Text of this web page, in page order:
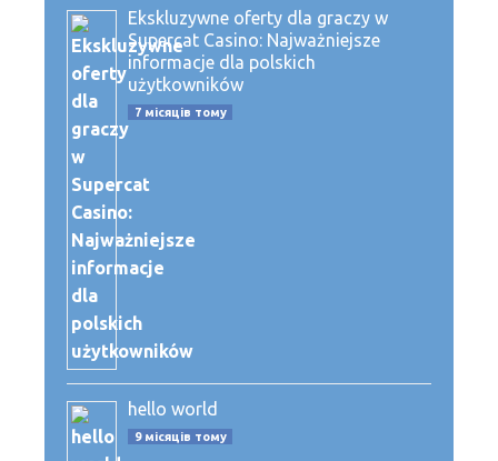
Ekskluzywne oferty dla graczy w
Supercat Casino: Najważniejsze
informacje dla polskich
użytkowników
7 місяців тому
hello world
9 місяців тому